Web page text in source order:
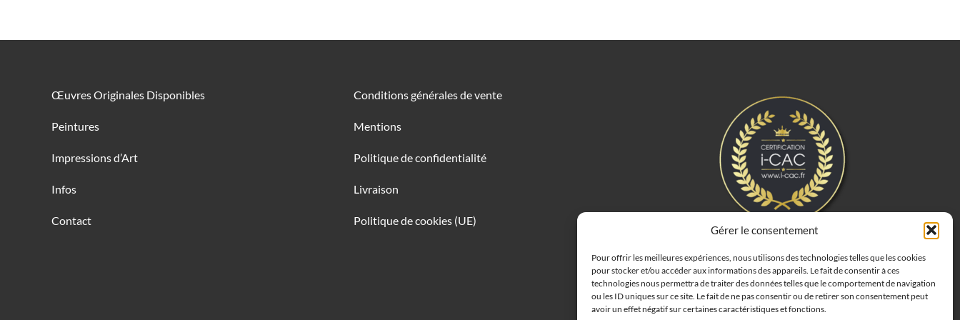
Gérer le consentement
Pour offrir les meilleures expériences, nous utilisons des technologies telles que les cookies
pour stocker et/ou accéder aux informations des appareils. Le fait de consentir à ces
technologies nous permettra de traiter des données telles que le comportement de navigation
ou les ID uniques sur ce site. Le fait de ne pas consentir ou de retirer son consentement peut
avoir un effet négatif sur certaines caractéristiques et fonctions.
Œuvres Originales Disponibles
Peintures
Impressions d’Art
Infos
Contact
Conditions générales de vente
Mentions
Politique de confidentialité
Livraison
Politique de cookies (UE)